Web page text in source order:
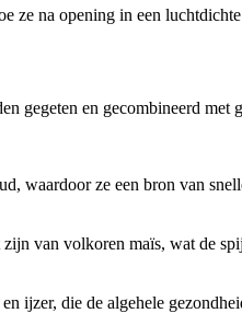
na opening in een
gegeten en gecombineerd
waardoor ze een bron van
zijn van volkoren maïs, wat de
ijzer, die de algehele